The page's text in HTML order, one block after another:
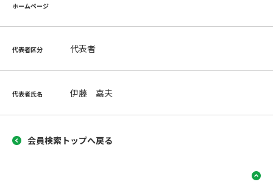
ホームページ
代表者区分 代表者
代表者氏名 伊藤 嘉夫
会員検索トップへ戻る